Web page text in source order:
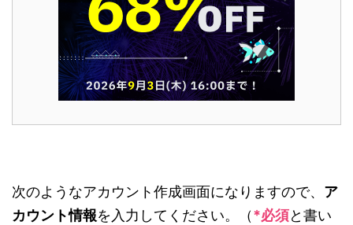
次のようなアカウント作成画面になりますので、 ア
カウント情報を入力してください。（*必須と書い